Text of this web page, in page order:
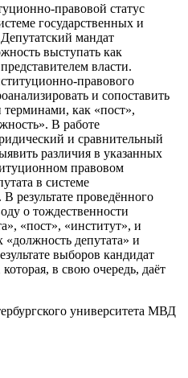
правовой статус
государственных и
мандат
выступать как
власти.
правового
и сопоставить
как «пост»,
В работе
и сравнительный
различия в указанных
правовом
в системе
результате проведённого
о тождественности
«пост», «институт», и
«должность депутата» и
выборов кандидат
в свою очередь, даёт
университета МВД